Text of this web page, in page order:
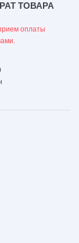
ТОВАРА
оплаты